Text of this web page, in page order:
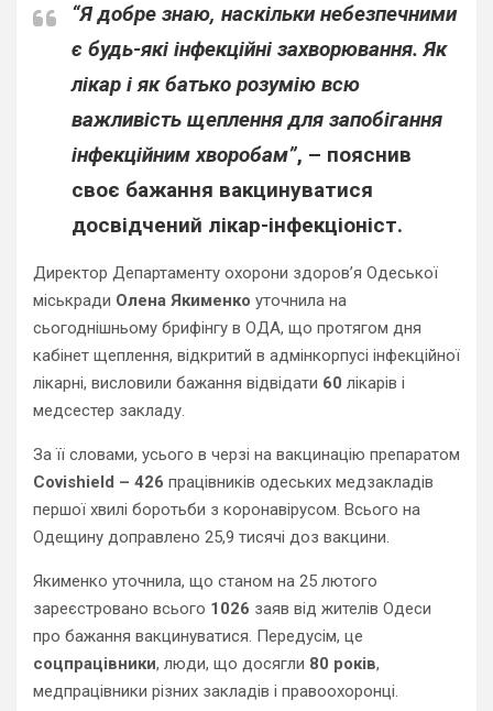
“Я добре знаю, наскільки небезпечними
є будь-які інфекційні захворювання. Як
лікар і як батько розумію всю
важливість щеплення для запобігання
інфекційним хворобам”, – пояснив
своє бажання вакцинуватися
досвідчений лікар-інфекціоніст.
Директор Департаменту охорони здоров’я Одеської
міськради Олена Якименко уточнила на
сьогоднішньому брифінгу в ОДА, що протягом дня
кабінет щеплення, відкритий в адмінкорпусі інфекційної
лікарні, висловили бажання відвідати 60 лікарів і
медсестер закладу.
За її словами, усього в черзі на вакцинацію препаратом
Covishield – 426 працівників одеських медзакладів
першої хвилі боротьби з коронавірусом. Всього на
Одещину доправлено 25,9 тисячі доз вакцини.
Якименко уточнила, що станом на 25 лютого
зареєстровано всього 1026 заяв від жителів Одеси
про бажання вакцинуватися. Передусім, це
соцпрацівники, люди, що досягли 80 років,
медпрацівники різних закладів і правоохоронці.